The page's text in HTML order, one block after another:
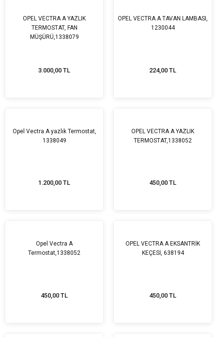
OPEL VECTRA A YAZLIK
TERMOSTAT, FAN
MÜŞÜRÜ,1338079
3.000,00 TL
OPEL VECTRA A TAVAN LAMBASI,
1230044
224,00 TL
Opel Vectra A yazlık Termostat,
1338049
1.200,00 TL
OPEL VECTRA A YAZLIK
TERMOSTAT,1338052
450,00 TL
Opel Vectra A
Termostat,1338052
450,00 TL
OPEL VECTRA A EKSANTRİK
KEÇESİ, 638194
450,00 TL